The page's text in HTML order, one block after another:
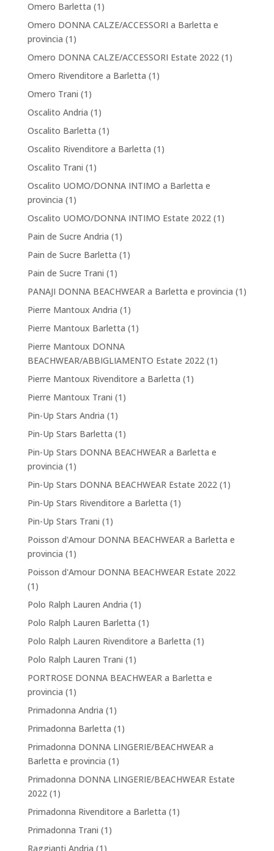
Omero Barletta (1)
Omero DONNA CALZE/ACCESSORI a Barletta e
provincia (1)
Omero DONNA CALZE/ACCESSORI Estate 2022(1)
Omero Rivenditore a Barletta (1)
Omero Trani (1)
Oscalito Andria (1)
Oscalito Barletta (1)
Oscalito Rivenditore a Barletta (1)
Oscalito Trani (1)
Oscalito UOMO/DONNA INTIMO a Barletta e
provincia (1)
Oscalito UOMO/DONNA INTIMO Estate 2022(1)
Pain de Sucre Andria (1)
Pain de Sucre Barletta (1)
Pain de Sucre Trani (1)
PANAJI DONNA BEACHWEAR a Barletta e provincia (1)
Pierre Mantoux Andria (1)
Pierre Mantoux Barletta (1)
Pierre Mantoux DONNA
BEACHWEAR/ABBIGLIAMENTO Estate 2022(1)
Pierre Mantoux Rivenditore a Barletta (1)
Pierre Mantoux Trani (1)
Pin-Up Stars Andria (1)
Pin-Up Stars Barletta (1)
Pin-Up Stars DONNA BEACHWEAR a Barletta e
provincia (1)
Pin-Up Stars DONNA BEACHWEAR Estate 2022(1)
Pin-Up Stars Rivenditore a Barletta (1)
Pin-Up Stars Trani (1)
Poisson d'Amour DONNA BEACHWEAR a Barletta e
provincia (1)
Poisson d'Amour DONNA BEACHWEAR Estate 2022
(1)
Polo Ralph Lauren Andria (1)
Polo Ralph Lauren Barletta (1)
Polo Ralph Lauren Rivenditore a Barletta (1)
Polo Ralph Lauren Trani (1)
PORTROSE DONNA BEACHWEAR a Barletta e
provincia (1)
Primadonna Andria (1)
Primadonna Barletta (1)
Primadonna DONNA LINGERIE/BEACHWEAR a
Barletta e provincia (1)
Primadonna DONNA LINGERIE/BEACHWEAR Estate
2022(1)
Primadonna Rivenditore a Barletta (1)
Primadonna Trani (1)
Raggianti Andria (1)